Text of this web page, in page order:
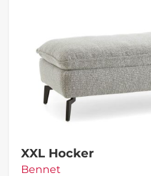
XXL Hocker
Bennet